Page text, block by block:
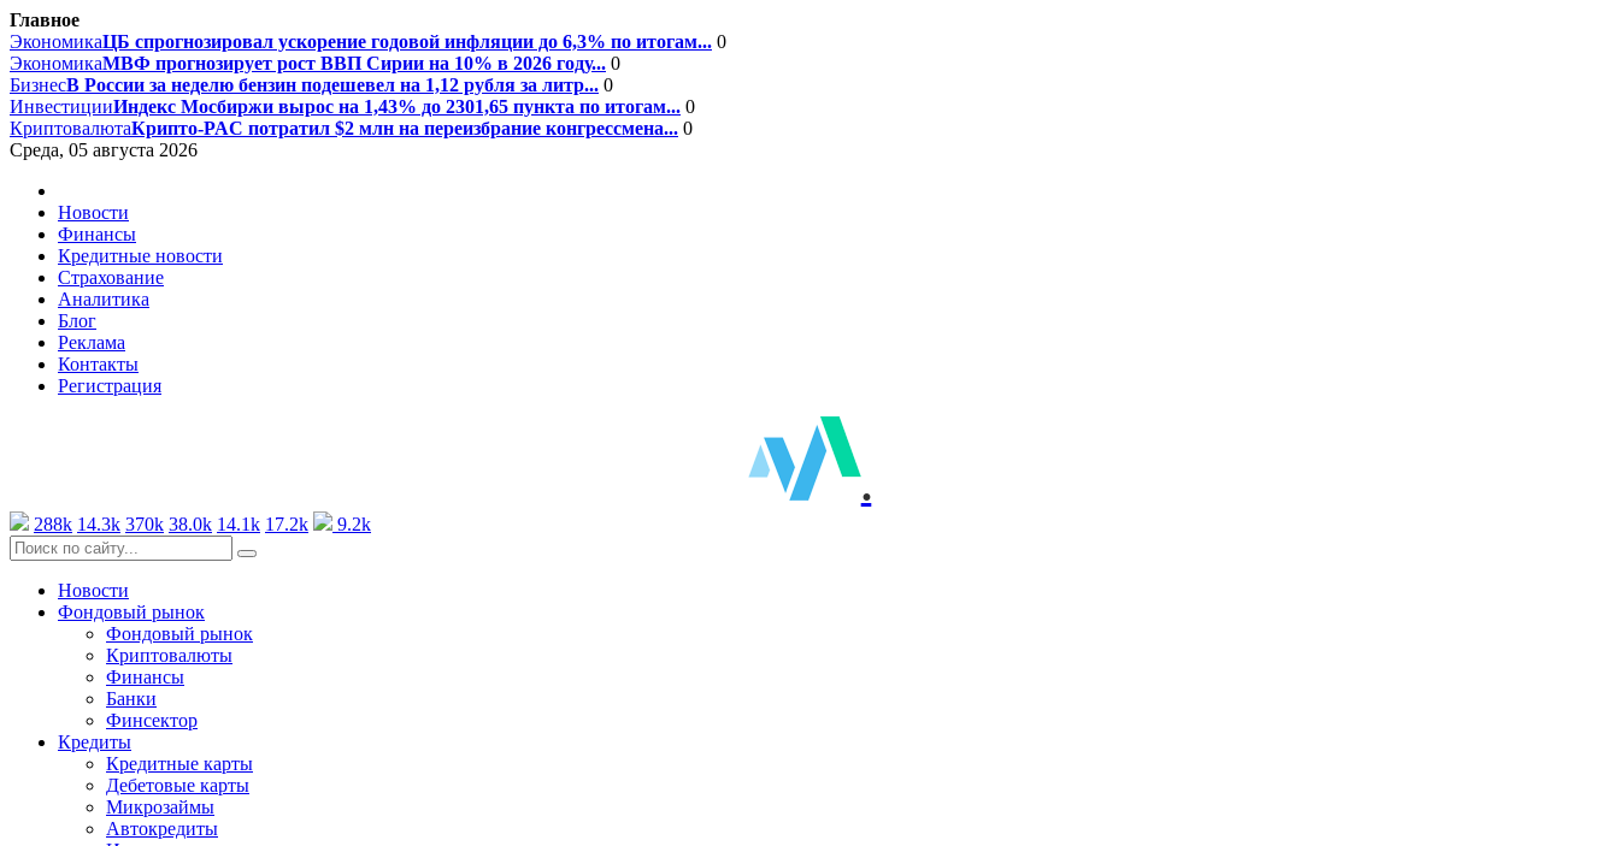
Главное
ЭкономикаЦБ спрогнозировал ускорение годовой инфляции до 6,3% по итогам... 0
ЭкономикаМВФ прогнозирует рост ВВП Сирии на 10% в 2026 году... 0
БизнесВ России за неделю бензин подешевел на 1,12 рубля за литр... 0
ИнвестицииИндекс Мосбиржи вырос на 1,43% до 2301,65 пункта по итогам... 0
КриптовалютаКрипто-PAC потратил $2 млн на переизбрание конгрессмена... 0
Среда, 05 августа 2026
Новости
Финансы
Кредитные новости
Страхование
Аналитика
Блог
Реклама
Контакты
Регистрация
.
288k 14.3k 370k 38.0k 14.1k 17.2k 9.2k
Новости
Фондовый рынок
Фондовый рынок
Криптовалюты
Финансы
Банки
Финсектор
Кредиты
Кредитные карты
Дебетовые карты
Микрозаймы
Автокредиты